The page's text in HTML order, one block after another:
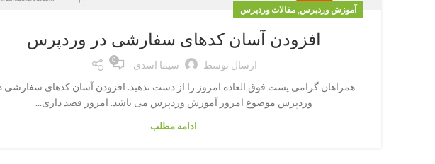
آموزش وردپرس, مقالات وردپرس
افزودن آسان کدهای سفارشی در وردپرس
ارسال توسط سیما اسدی 0
همراهان گرامی پست فوق العاده امروز را از دست ندهید. افزودن آسان کدهای سفارشی
وردپرس موضوع امروز آموزش وردپرس می باشد. امروز قصد داری...
ادامه مطلب